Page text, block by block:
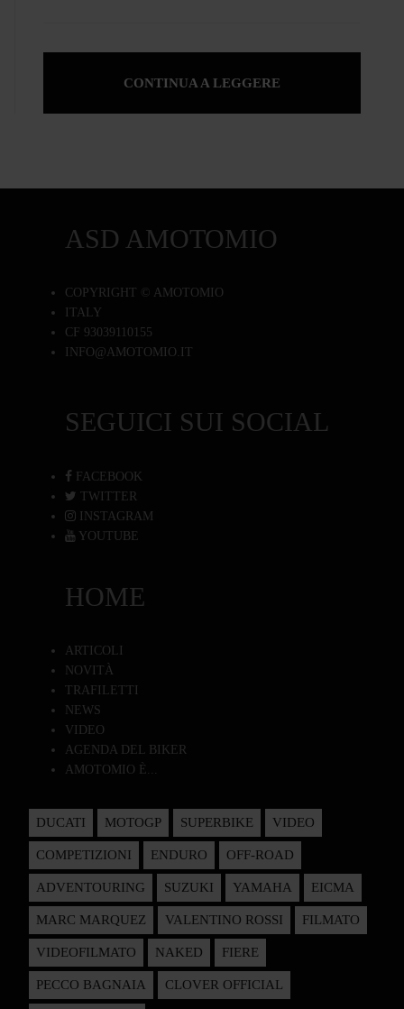
CONTINUA A LEGGERE
ASD AMOTOMIO
COPYRIGHT © AMOTOMIO
ITALY
CF 93039110155
INFO@AMOTOMIO.IT
SEGUICI SUI SOCIAL
FACEBOOK
TWITTER
INSTAGRAM
YOUTUBE
HOME
ARTICOLI
NOVITÀ
TRAFILETTI
NEWS
VIDEO
AGENDA DEL BIKER
AMOTOMIO È...
DUCATI MOTOGP SUPERBIKE VIDEO
COMPETIZIONI ENDURO OFF-ROAD
ADVENTOURING SUZUKI YAMAHA EICMA
MARC MARQUEZ VALENTINO ROSSI FILMATO
VIDEOFILMATO NAKED FIERE
PECCO BAGNAIA CLOVER OFFICIAL